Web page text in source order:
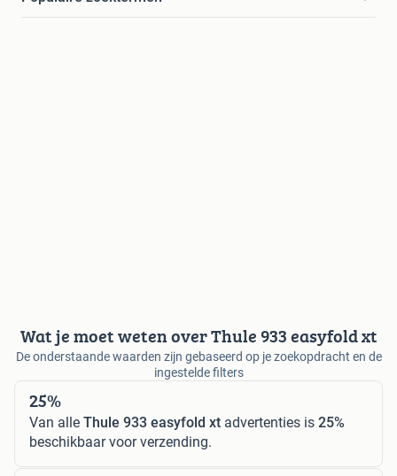
Wat je moet weten over Thule 933 easyfold xt
De onderstaande waarden zijn gebaseerd op je zoekopdracht en de
ingestelde filters
25%
Van alle Thule 933 easyfold xt advertenties is 25%
beschikbaar voor verzending.